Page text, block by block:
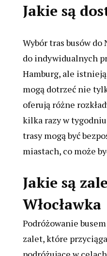
Jakie są
Wybór tras busów
do indywidualnych
Hamburg, ale
mogą dotrzeć nie
oferują różne
kilka razy w
trasy mogą być
miastach, co może
Jakie są
Włocławka
Podróżowanie
zalet, które